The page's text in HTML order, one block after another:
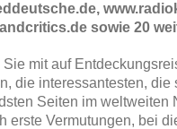
sowie 20
Sie mit auf
die interessantesten, die
Seiten im weltweiten
erste Vermutungen, bei